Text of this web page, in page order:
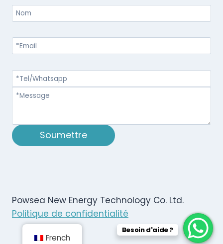
Soumettre
Powsea New Energy Technology Co. Ltd.
Politique de confidentialité
Besoin d'aide ?
French